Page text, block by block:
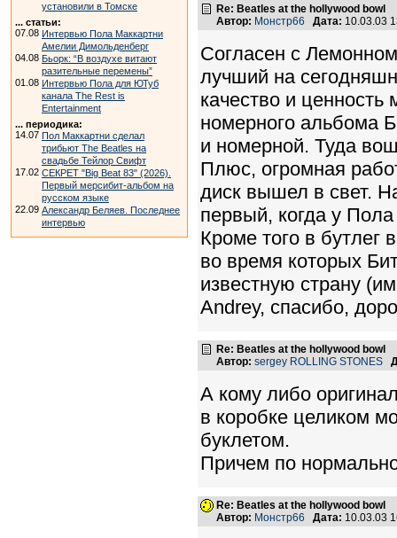
установили в Томске
... статьи:
07.08 Интервью Пола Маккартни
Амелии Димольденберг
04.08 Бьорк: “В воздухе витают
разительные перемены”
01.08 Интервью Пола для ЮТуб
канала The Rest is
Entertainment
... периодика:
14.07 Пол Маккартни сделал
трибьют The Beatles на
свадьбе Тейлор Свифт
17.02 СЕКРЕТ "Big Beat 83" (2026).
Первый мерсибит-альбом на
русском языке
22.09 Александр Беляев. Последнее
интервью
Re: Beatles at the hollywood bowl
Автор: Монстр66 Дата: 10.03.03
Согласен с
лучший на
качество и ценность
номерного альбома
и номерной. Туда
Плюс, огромная
диск вышел в свет.
первый, когда у
Кроме того в бутлег
во время которых
известную страну
Andrey, спасибо,
Re: Beatles at the hollywood bowl
Автор: sergey ROLLING STONES
А кому либо
в коробке целиком
буклетом.
Причем по
Re: Beatles at the hollywood bowl
Автор: Монстр66 Дата: 10.03.03